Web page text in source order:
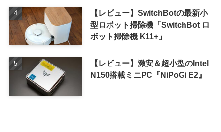
【レビュー】SwitchBotの最新小
型ロボット掃除機「SwitchBot ロ
ボット掃除機 K11+」
【レビュー】激安＆超小型のIntel
N150搭載ミニPC『NiPoGi E2』